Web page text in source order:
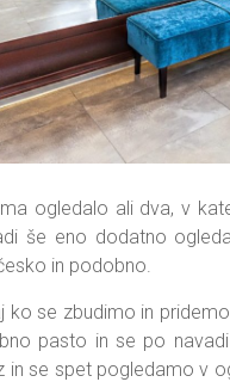
ogledalo ali dva, v
še eno dodatno
in podobno.
ko se zbudimo in
pasto in se po
in se spet pogledamo v